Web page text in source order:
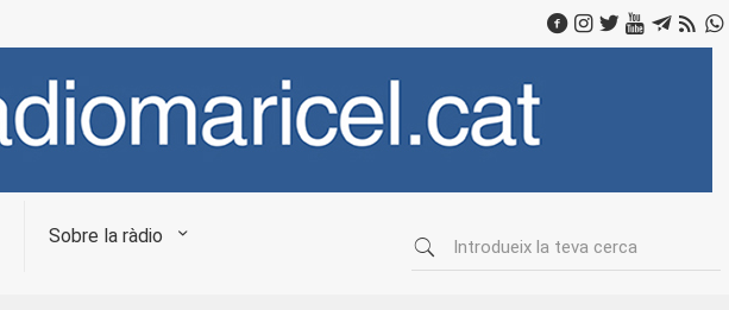
Sobre la ràdio